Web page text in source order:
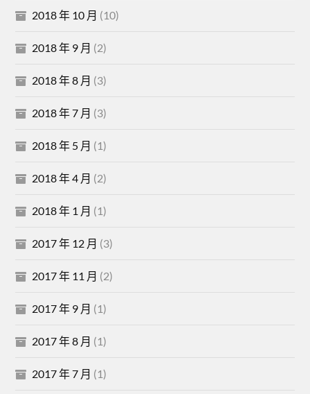
2018 年 10 月 (10)
2018 年 9 月 (2)
2018 年 8 月 (3)
2018 年 7 月 (3)
2018 年 5 月 (1)
2018 年 4 月 (2)
2018 年 1 月 (1)
2017 年 12 月 (3)
2017 年 11 月 (2)
2017 年 9 月 (1)
2017 年 8 月 (1)
2017 年 7 月 (1)